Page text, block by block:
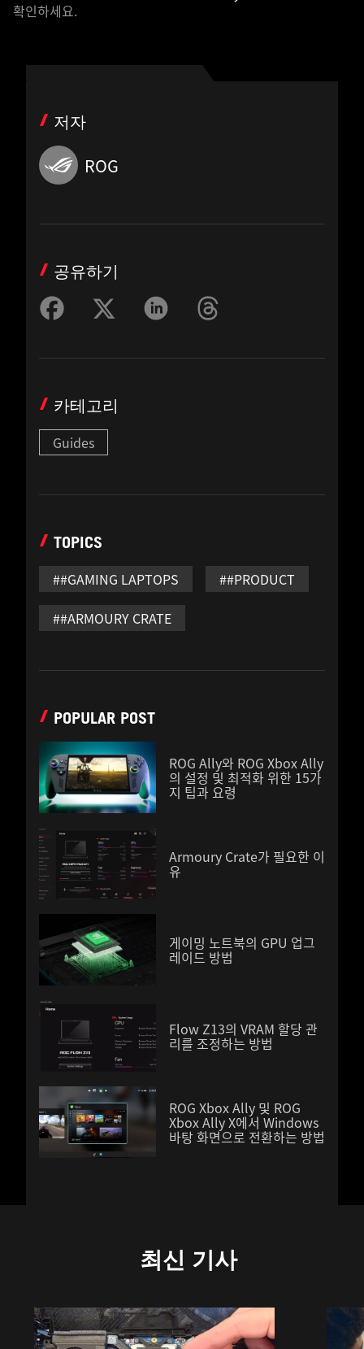
확인하세요.
저자
ROG
공유하기
카테고리
Guides
TOPICS
##GAMING LAPTOPS
##PRODUCT
##ARMOURY CRATE
POPULAR POST
ROG Ally와 ROG Xbox Ally
의 설정 및 최적화 위한 15가
지 팁과 요령
Armoury Crate가 필요한 이
유
게이밍 노트북의 GPU 업그
레이드 방법
Flow Z13의 VRAM 할당 관
리를 조정하는 방법
ROG Xbox Ally 및 ROG
Xbox Ally X에서 Windows
바탕 화면으로 전환하는 방법
최신 기사